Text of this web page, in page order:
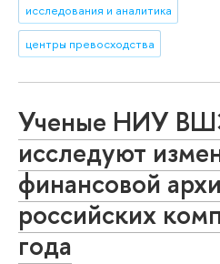
исследования и аналитика
центры превосходства
Ученые НИУ
исследуют
финансовой
российских
года